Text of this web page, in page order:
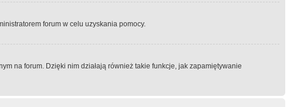
forum w celu uzyskania pomocy.
na forum. Dzięki nim działają również takie funkcje, jak zapamiętywanie